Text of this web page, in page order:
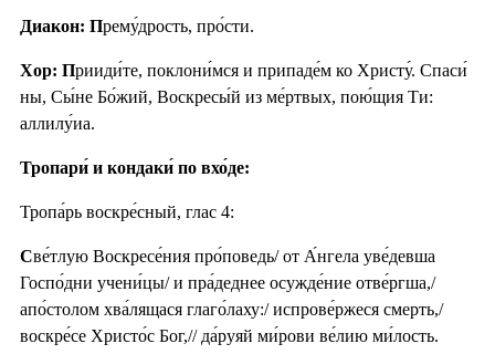
Диакон: Прему́дрость, про́сти.
Хор: Прииди́те, поклони́мся и припаде́м ко Христу́. Спаси́
ны, Сы́не Бо́жий, Воскресы́й из ме́ртвых, пою́щия Ти:
аллилу́иа.
Тропари́ и кондаки́ по вхо́де:
Тропа́рь воскре́сный, глас 4:
Све́тлую Воскресе́ния про́поведь/ от А́нгела уве́девша
Госпо́дни учени́цы/ и пра́деднее осужде́ние отве́ргша,/
апо́столом хва́лящася глаго́лаху:/ испрове́ржеся смерть,/
воскре́се Христо́с Бог,// да́руяй ми́рови ве́лию ми́лость.